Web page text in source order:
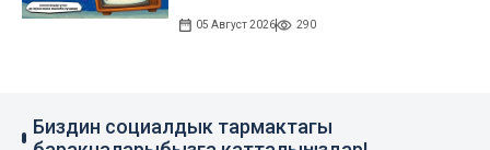
05 Август 2026 290
Биздин социалдык тармактагы